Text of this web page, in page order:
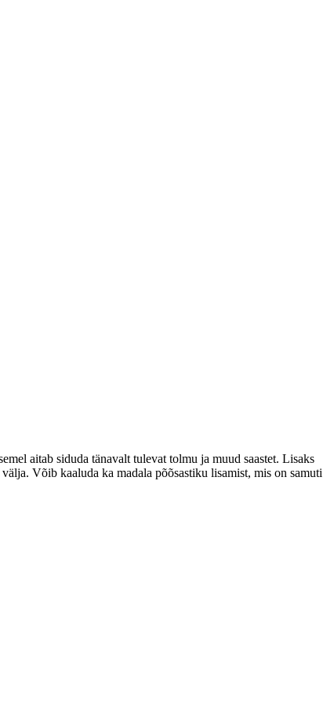
aitab siduda tänavalt tulevat tolmu ja muud saastet. Lisaks
Võib kaaluda ka madala põõsastiku lisamist, mis on samuti